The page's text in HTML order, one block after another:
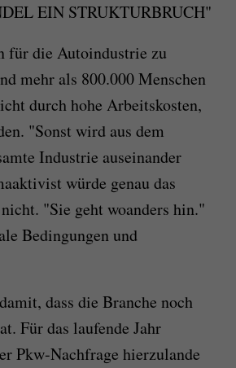
EIN STRUKTURBRUCH"
für die Autoindustrie zu
mehr als 800.000 Menschen
durch hohe Arbeitskosten,
"Sonst wird aus dem
Industrie auseinander
würde genau das
"Sie geht woanders hin."
Bedingungen und
dass die Branche noch
Für das laufende Jahr
Pkw-Nachfrage hierzulande